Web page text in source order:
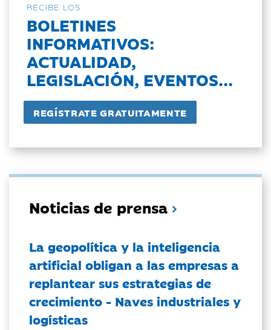
RECIBE LOS
BOLETINES
INFORMATIVOS:
ACTUALIDAD,
LEGISLACIÓN, EVENTOS...
Noticias de prensa
La geopolítica y la inteligencia
artificial obligan a las empresas a
replantear sus estrategias de
crecimiento - Naves industriales y
logísticas